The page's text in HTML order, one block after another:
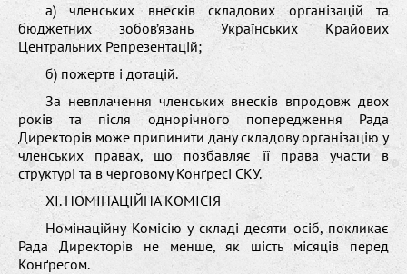
а) членських внесків складових організацій та
бюджетних зобов’язань Українських Крайових
Центральних Репрезентацій;
б) пожертв і дотацій.
За невплачення членських внесків впродовж двох
років та після однорічного попередження Рада
Директорів може припинити дану складову організацію у
членських правах, що позбавляє її права участи в
структурі та в черговому Конґресі СКУ.
XІ. НОМІНАЦІЙНА КОМІСІЯ
Номінаційну Комісію у складі десяти осіб, покликає
Рада Директорів не менше, як шість місяців перед
Конґресом.